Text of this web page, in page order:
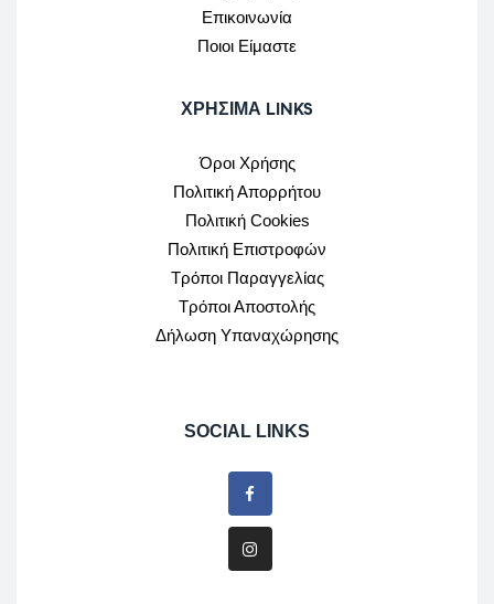
Επικοινωνία
Ποιοι Είμαστε
ΧΡΉΣΙΜΑ LINKS
Όροι Χρήσης
Πολιτική Απορρήτου
Πολιτική Cookies
Πολιτική Επιστροφών
Τρόποι Παραγγελίας
Τρόποι Αποστολής
Δήλωση Υπαναχώρησης
SOCIAL LINKS